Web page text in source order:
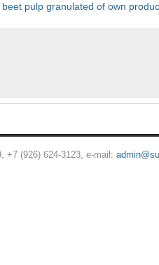
pulp granulated of own
+7 (926) 624-3123, e-mail: